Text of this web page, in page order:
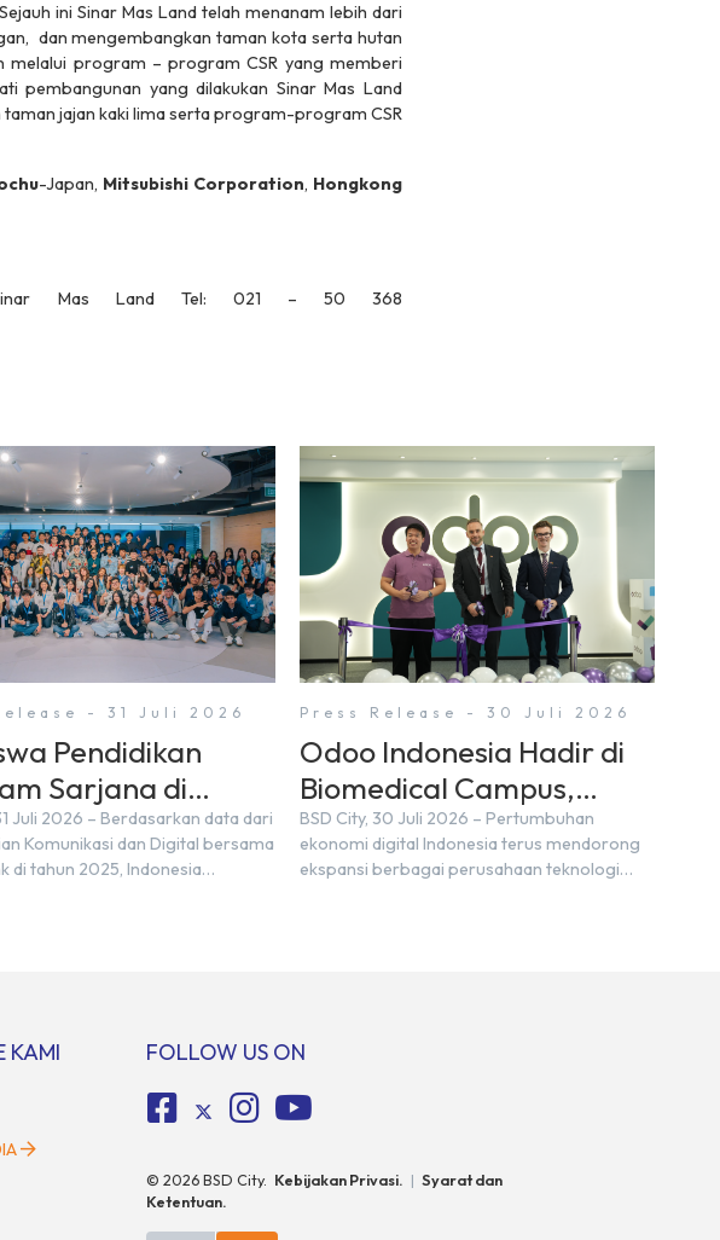
ini Sinar Mas Land telah menanam lebih dari
dan mengembangkan taman kota serta hutan
melalui program – program CSR yang memberi
pembangunan yang dilakukan Sinar Mas Land
jajan kaki lima serta program-program CSR
-Japan, Mitsubishi Corporation, Hongkong
Mas Land Tel: 021 – 50 368
- 31 Juli 2026
Pendidikan
Sarjana di
University, BSD
Juli 2026 – Berdasarkan data dari
Komunikasi dan Digital bersama
di tahun 2025, Indonesia
pengembangan sumber daya […]
Press Release - 30 Juli 2026
Odoo Indonesia Hadir di
Biomedical Campus,
Digital Hub, BSD City
BSD City, 30 Juli 2026 – Pertumbuhan
ekonomi digital Indonesia terus mendorong
ekspansi berbagai perusahaan teknologi
dibandingkan dengan tahun sebelumnya.
KAMI FOLLOW US ON
© 2026BSD City. Kebijakan Privasi. | Syarat dan
Ketentuan.